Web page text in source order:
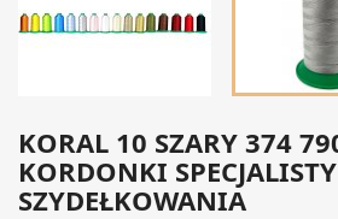
KORAL 10 SZARY 374
KORDONKI
SZYDEŁKOWANIA